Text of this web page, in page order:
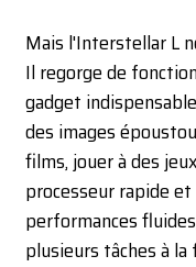
Mais l'Interstellar L
Il regorge de
gadget
des images
films, jouer à des
processeur rapide
performances
plusieurs tâches à